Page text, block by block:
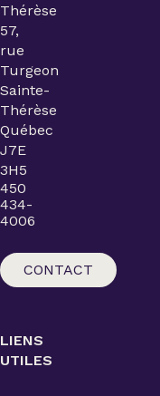
Thérèse
57,
rue
Turgeon
Sainte-
Thérèse
Québec
J7E
3H5
450
434-
4006
CONTACT
LIENS
UTILES